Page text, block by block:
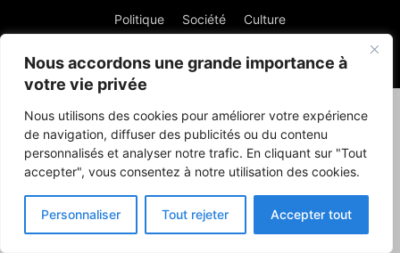
Nous accordons une grande importance à
votre vie privée
Nous utilisons des cookies pour améliorer votre expérience
de navigation, diffuser des publicités ou du contenu
personnalisés et analyser notre trafic. En cliquant sur "Tout
accepter", vous consentez à notre utilisation des cookies.
Personnaliser Tout rejeter Accepter tout
Politique Société Culture
© Powered by digitXplus Francophone